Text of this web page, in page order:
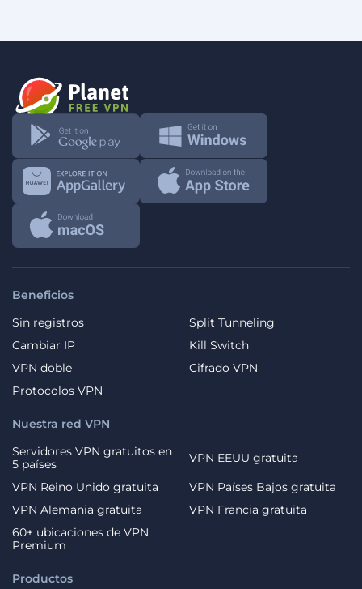
Beneficios
Sin registros
Split Tunneling
Cambiar IP
Kill Switch
VPN doble
Cifrado VPN
Protocolos VPN
Productos
Nuestra red VPN
Servidores VPN gratuitos en
5 países
VPN EEUU gratuita
VPN Reino Unido gratuita
VPN Países Bajos gratuita
VPN Alemania gratuita
VPN Francia gratuita
60+ ubicaciones de VPN
Premium